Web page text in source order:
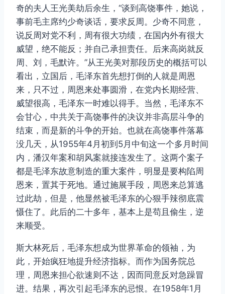
奇的夫人王光美劫后余生，“谈到高饶事件，她说，
事前毛主席约少奇谈话，要求反周。少奇不同意，
说反周对党不利，周有很大功绩，在国内外有很大
威望，绝不能反；并自己承担责任。后来高岗就反
周、刘，毛默许。”从王光美对那段历史的概括可以
看出，立国后，毛泽东首先想打倒的人就是周恩
来，只不过，周恩来处事圆滑，在党内长期经营、
威望很高，毛泽东一时难以得手。当然，毛泽东不
会甘心，中共关于高饶事件的决议并非高层斗争的
结束，而是新的斗争的开始。也就在高饶事件落幕
没几天，从1955年4月初到5月中旬这一个多月时间
内，潘汉年案和胡风案就接连发生了。这两个案子
都是毛泽东故意制造的重大案件，明显是要构陷周
恩来，置其于死地。通过施展手段，周恩来总算逃
过此劫，但是，他显然被毛泽东的心狠手辣彻底震
慑住了。此后的二十多年，基本上是苟且偷生，逆
来顺受。
斯大林死后，毛泽东想成为世界革命的领袖，为
此，开始疯狂地提升经济指标。而作为国务院总
理，周恩来担心欲速则不达，因而同意反对急躁冒
进。结果，再次引起毛泽东的忌恨。在1958年1月